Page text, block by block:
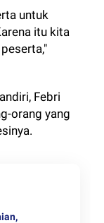
untuk
itu kita
Febri
orang yang